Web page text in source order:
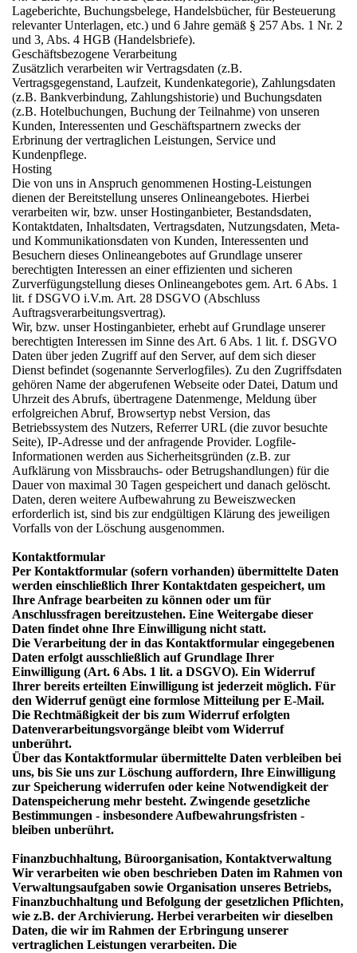
Lageberichte, Buchungsbelege, Handelsbücher, für Besteuerung
relevanter Unterlagen, etc.) und 6 Jahre gemäß § 257 Abs. 1 Nr. 2
und 3, Abs. 4 HGB (Handelsbriefe).
Geschäftsbezogene Verarbeitung
Zusätzlich verarbeiten wir Vertragsdaten (z.B.
Vertragsgegenstand, Laufzeit, Kundenkategorie), Zahlungsdaten
(z.B. Bankverbindung, Zahlungshistorie) und Buchungsdaten
(z.B. Hotelbuchungen, Buchung der Teilnahme) von unseren
Kunden, Interessenten und Geschäftspartnern zwecks der
Erbrinung der vertraglichen Leistungen, Service und
Kundenpflege.
Hosting
Die von uns in Anspruch genommenen Hosting-Leistungen
dienen der Bereitstellung unseres Onlineangebotes. Hierbei
verarbeiten wir, bzw. unser Hostinganbieter, Bestandsdaten,
Kontaktdaten, Inhaltsdaten, Vertragsdaten, Nutzungsdaten, Meta-
und Kommunikationsdaten von Kunden, Interessenten und
Besuchern dieses Onlineangebotes auf Grundlage unserer
berechtigten Interessen an einer effizienten und sicheren
Zurverfügungstellung dieses Onlineangebotes gem. Art. 6 Abs. 1
lit. f DSGVO i.V.m. Art. 28 DSGVO (Abschluss
Auftragsverarbeitungsvertrag).
Wir, bzw. unser Hostinganbieter, erhebt auf Grundlage unserer
berechtigten Interessen im Sinne des Art. 6 Abs. 1 lit. f. DSGVO
Daten über jeden Zugriff auf den Server, auf dem sich dieser
Dienst befindet (sogenannte Serverlogfiles). Zu den Zugriffsdaten
gehören Name der abgerufenen Webseite oder Datei, Datum und
Uhrzeit des Abrufs, übertragene Datenmenge, Meldung über
erfolgreichen Abruf, Browsertyp nebst Version, das
Betriebssystem des Nutzers, Referrer URL (die zuvor besuchte
Seite), IP-Adresse und der anfragende Provider. Logfile-
Informationen werden aus Sicherheitsgründen (z.B. zur
Aufklärung von Missbrauchs- oder Betrugshandlungen) für die
Dauer von maximal 30 Tagen gespeichert und danach gelöscht.
Daten, deren weitere Aufbewahrung zu Beweiszwecken
erforderlich ist, sind bis zur endgültigen Klärung des jeweiligen
Vorfalls von der Löschung ausgenommen.
Kontaktformular
Per Kontaktformular (sofern vorhanden) übermittelte Daten
werden einschließlich Ihrer Kontaktdaten gespeichert, um
Ihre Anfrage bearbeiten zu können oder um für
Anschlussfragen bereitzustehen. Eine Weitergabe dieser
Daten findet ohne Ihre Einwilligung nicht statt.
Die Verarbeitung der in das Kontaktformular eingegebenen
Daten erfolgt ausschließlich auf Grundlage Ihrer
Einwilligung (Art. 6 Abs. 1 lit. a DSGVO). Ein Widerruf
Ihrer bereits erteilten Einwilligung ist jederzeit möglich. Für
den Widerruf genügt eine formlose Mitteilung per E-Mail.
Die Rechtmäßigkeit der bis zum Widerruf erfolgten
Datenverarbeitungsvorgänge bleibt vom Widerruf
unberührt.
Über das Kontaktformular übermittelte Daten verbleiben bei
uns, bis Sie uns zur Löschung auffordern, Ihre Einwilligung
zur Speicherung widerrufen oder keine Notwendigkeit der
Datenspeicherung mehr besteht. Zwingende gesetzliche
Bestimmungen - insbesondere Aufbewahrungsfristen -
bleiben unberührt.
Finanzbuchhaltung, Büroorganisation, Kontaktverwaltung
Wir verarbeiten wie oben beschrieben Daten im Rahmen von
Verwaltungsaufgaben sowie Organisation unseres Betriebs,
Finanzbuchhaltung und Befolgung der gesetzlichen Pflichten,
wie z.B. der Archivierung. Herbei verarbeiten wir dieselben
Daten, die wir im Rahmen der Erbringung unserer
vertraglichen Leistungen verarbeiten. Die